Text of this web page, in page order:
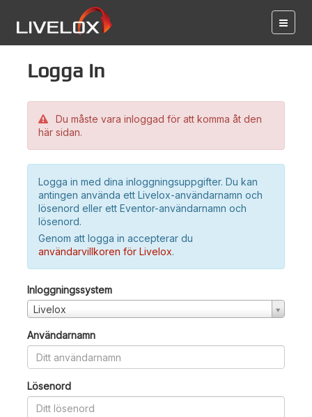
Logga in
Du måste vara inloggad för att komma åt den
här sidan.
Logga in med dina inloggningsuppgifter. Du kan
antingen använda ett Livelox-användarnamn och
lösenord eller ett Eventor-användarnamn och
lösenord.
Genom att logga in accepterar du
användarvillkoren för Livelox.
Inloggningssystem
Livelox
Användarnamn
Lösenord